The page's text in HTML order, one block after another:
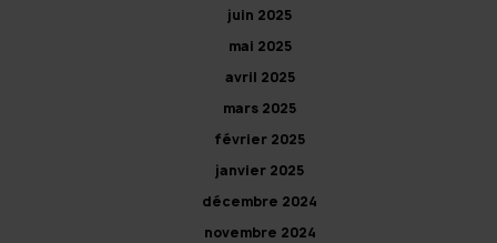
juin 2025
mai 2025
avril 2025
mars 2025
février 2025
janvier 2025
décembre 2024
novembre 2024